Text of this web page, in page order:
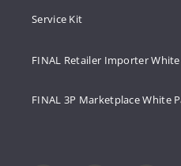
Service Kit
FINAL Retailer Importer White
FINAL 3P Marketplace White